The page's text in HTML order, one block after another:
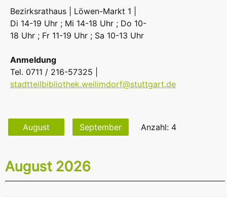
Bezirksrathaus | Löwen-Markt 1 |
Di 14-19 Uhr ; Mi 14-18 Uhr ; Do 10-
18 Uhr ; Fr 11-19 Uhr ; Sa 10-13 Uhr
Anmeldung
Tel. 0711 / 216-57325 |
stadtteilbibliothek.weilimdorf@stuttgart.de
August September Anzahl: 4
August 2026